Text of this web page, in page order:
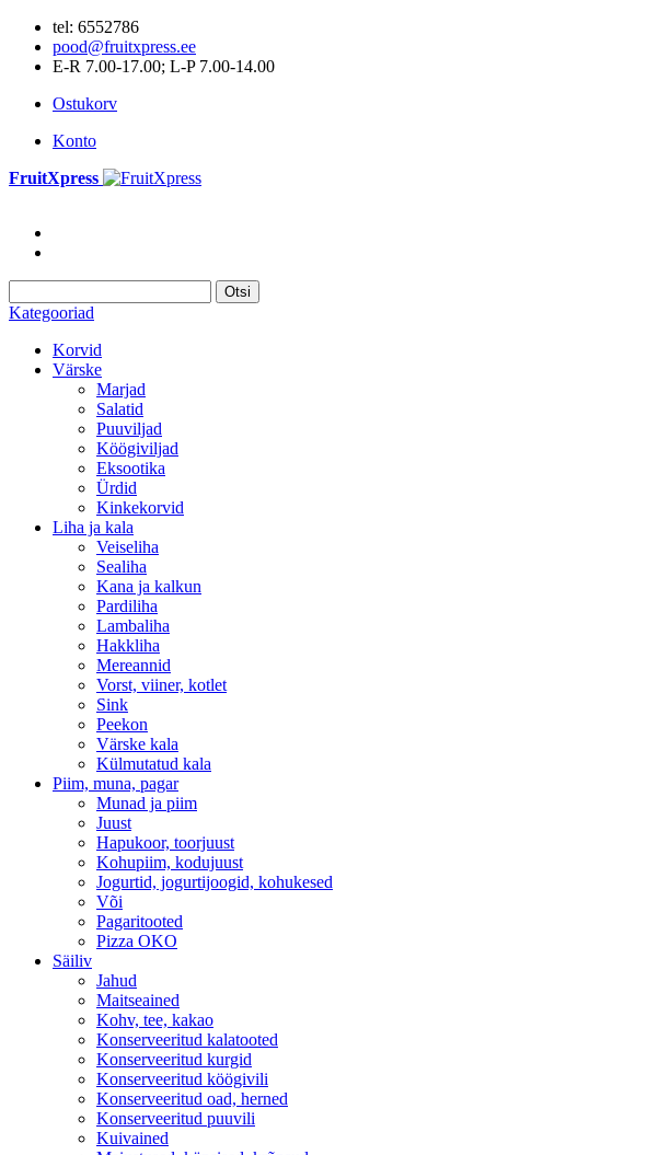
tel: 6552786
pood@fruitxpress.ee
E-R 7.00-17.00; L-P 7.00-14.00
Ostukorv
Konto
FruitXpress
Otsi
Kategooriad
Korvid
Värske
Marjad
Salatid
Puuviljad
Köögiviljad
Eksootika
Ürdid
Kinkekorvid
Liha ja kala
Veiseliha
Sealiha
Kana ja kalkun
Pardiliha
Lambaliha
Hakkliha
Mereannid
Vorst, viiner, kotlet
Sink
Peekon
Värske kala
Külmutatud kala
Piim, muna, pagar
Munad ja piim
Juust
Hapukoor, toorjuust
Kohupiim, kodujuust
Jogurtid, jogurtijoogid, kohukesed
Või
Pagaritooted
Pizza OKO
Säiliv
Jahud
Maitseained
Kohv, tee, kakao
Konserveeritud kalatooted
Konserveeritud kurgid
Konserveeritud köögivili
Konserveeritud oad, herned
Konserveeritud puuvili
Kuivained